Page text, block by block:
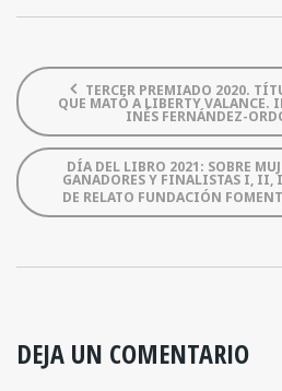
TERCER PREMIADO 2020.
QUE MATÓ A LIBERTY VALANCE.
INÉS FERNÁNDEZ-
DÍA DEL LIBRO 2021: SOBRE
GANADORES Y FINALISTAS I,
DE RELATO FUNDACIÓN
DEJA UN COMENTARIO